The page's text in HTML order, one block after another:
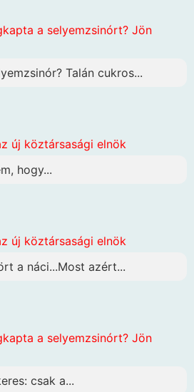
a selyemzsinórt? Jön
Talán cukros...
új köztársasági elnök
hogy...
új köztársasági elnök
a náci...Most azért...
a selyemzsinórt? Jön
csak a...